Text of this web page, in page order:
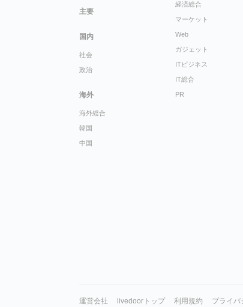
主要
国内
社会
政治
海外
海外総合
韓国
中国
経済総合
マーケット
Web
ガジェット
ITビジネス
IT総合
PR
運営会社 livedoorトップ 利用規約 プライバ